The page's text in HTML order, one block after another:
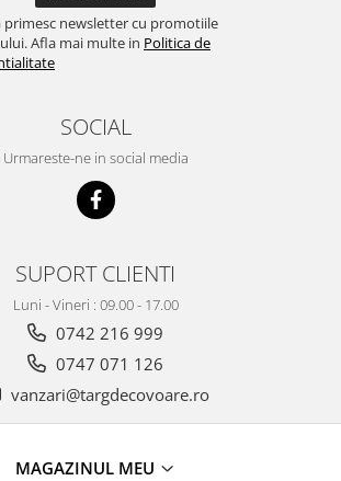
primesc newsletter cu promotiile
Afla mai multe in Politica de
SOCIAL
Urmareste-ne in social media
SUPORT CLIENTI
Luni - Vineri : 09.00 - 17.00
0742 216 999
0747 071 126
vanzari@targdecovoare.ro
MAGAZINUL MEU